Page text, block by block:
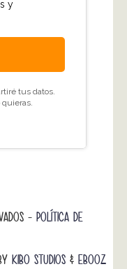
- POLÍTICA DE
KIBO STUDIOS & EBOOZ